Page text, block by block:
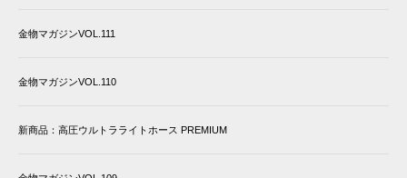
金物マガジンVOL.111
金物マガジンVOL.110
新商品：高圧ウルトラライトホース PREMIUM